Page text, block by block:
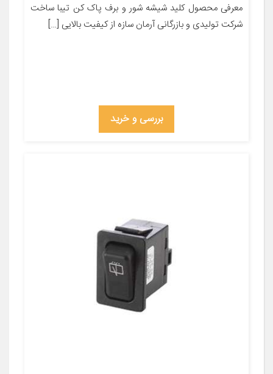
معرفی محصول کلید شیشه شور و برف پاک کن تیبا ساخت
شرکت تولیدی و بازرگانی آرمان سازه از کیفیت بالایی […]
بررسی و خرید